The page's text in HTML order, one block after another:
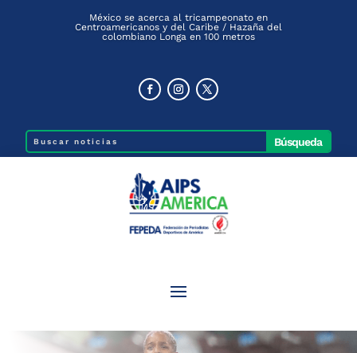
México se acerca al tricampeonato en
Centroamericanos y del Caribe / Hazaña del
colombiano Longa en 100 metros